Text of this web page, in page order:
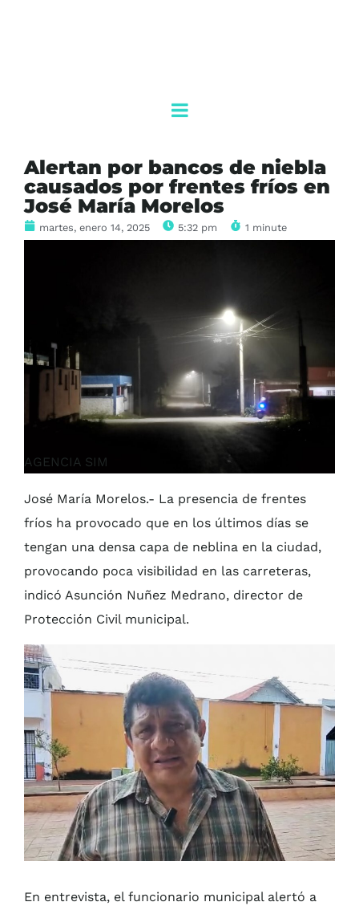
Alertan por bancos de niebla
causados por frentes fríos en
José María Morelos
martes, enero 14, 2025 5:32 pm 1 minute
AGENCIA SIM
José María Morelos.- La presencia de frentes
fríos ha provocado que en los últimos días se
tengan una densa capa de neblina en la ciudad,
provocando poca visibilidad en las carreteras,
indicó Asunción Nuñez Medrano, director de
Protección Civil municipal.
En entrevista, el funcionario municipal alertó a